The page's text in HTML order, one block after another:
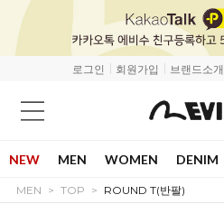
로그인 회원가입 브랜드소개
NEW MEN WOMEN DENIM
MEN TOP ROUND T(반팔)